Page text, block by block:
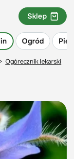
Ogród
Sklep
> Ogórecznik lekarski